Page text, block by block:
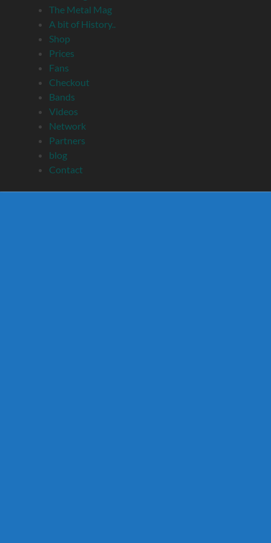
The Metal Mag
A bit of History..
Shop
Prices
Fans
Checkout
Bands
Videos
Network
Partners
blog
Contact